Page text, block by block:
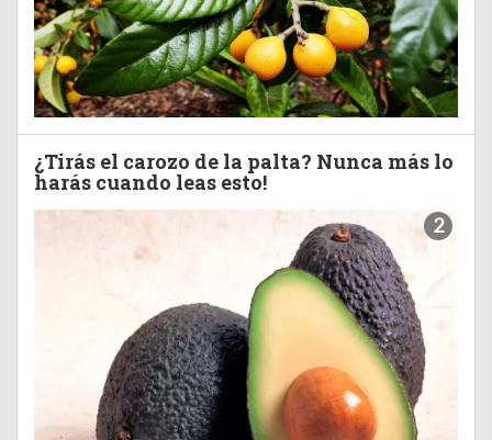
¿Tirás el carozo de la palta? Nunca más lo
harás cuando leas esto!
2